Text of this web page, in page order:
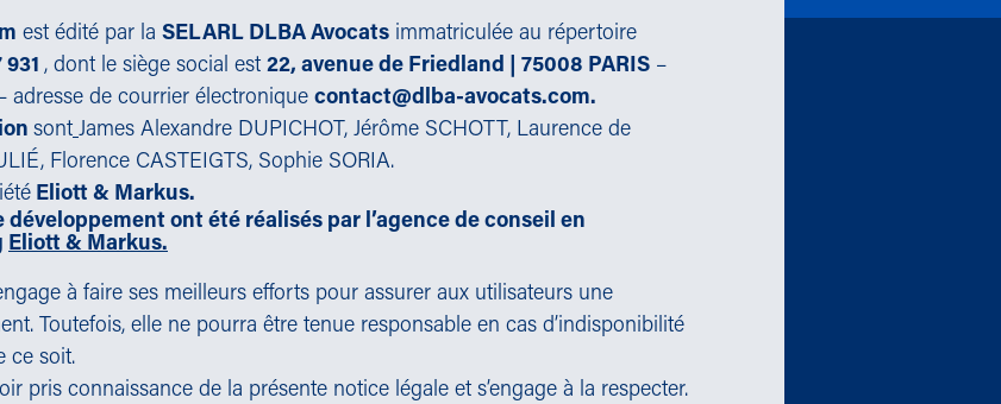
est édité par la SELARL DLBA Avocats immatriculée au répertoire
931 , dont le siège social est 22, avenue de Friedland | 75008 PARIS –
adresse de courrier électronique contact@dlba-avocats.com.
sont James Alexandre DUPICHOT, Jérôme SCHOTT, Laurence de
Florence CASTEIGTS, Sophie SORIA.
Eliott & Markus.
ont été réalisés par l’agence de conseil en
Eliott & Markus.
à faire ses meilleurs efforts pour assurer aux utilisateurs une
Toutefois, elle ne pourra être tenue responsable en cas d’indisponibilité
ce soit.
pris connaissance de la présente notice légale et s’engage à la respecter.